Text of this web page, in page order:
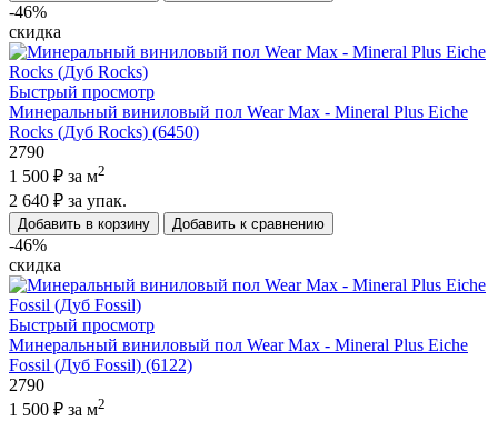
-46%
скидка
Быстрый просмотр
Минеральный виниловый пол Wear Max - Mineral Plus Eiche
Rocks (Дуб Rocks) (6450)
2790
1 500 ₽ за м2
2 640 ₽ за упак.
Добавить в корзину Добавить к сравнению
-46%
скидка
Быстрый просмотр
Минеральный виниловый пол Wear Max - Mineral Plus Eiche
Fossil (Дуб Fossil) (6122)
2790
1 500 ₽ за м2